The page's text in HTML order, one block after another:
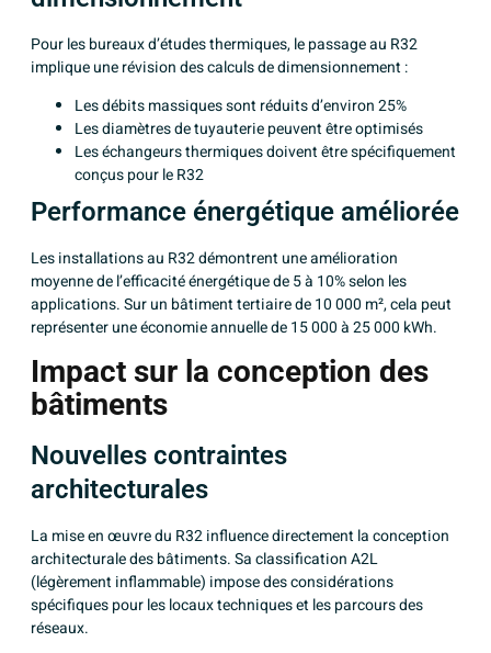
Pour les bureaux d’études thermiques, le passage au R32
implique une révision des calculs de dimensionnement :
Les débits massiques sont réduits d’environ 25%
Les diamètres de tuyauterie peuvent être optimisés
Les échangeurs thermiques doivent être spécifiquement
conçus pour le R32
Performance énergétique améliorée
Les installations au R32 démontrent une amélioration
moyenne de l’efficacité énergétique de 5 à 10% selon les
applications. Sur un bâtiment tertiaire de 10 000 m², cela peut
représenter une économie annuelle de 15 000 à 25 000 kWh.
Impact sur la conception des
bâtiments
Nouvelles contraintes
architecturales
La mise en œuvre du R32 influence directement laconception
architecturaledes bâtiments. Sa classification A2L
(légèrement inflammable) impose des considérations
spécifiques pour les locaux techniques et les parcours des
réseaux.